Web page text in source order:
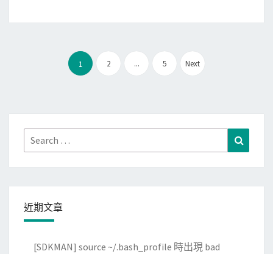
上
用
L
c
文
章
1 2 ... 5 Next
Search
for:
近期文章
[SDKMAN] source ~/.bash_profile 時出現 bad